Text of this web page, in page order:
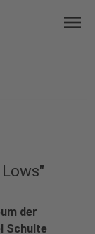
menu
der
Schulte